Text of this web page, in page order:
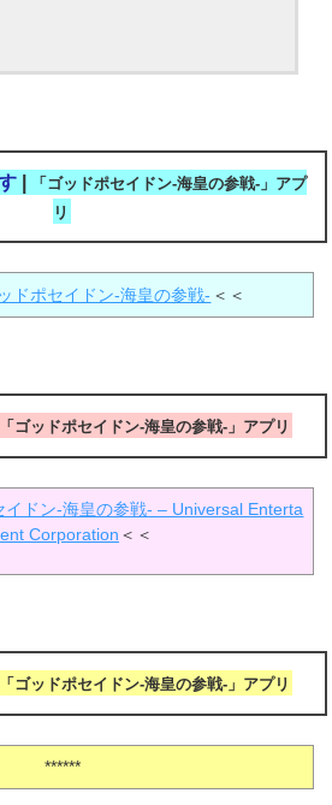
|
「ゴッドポセイドン-海皇の参戦-」アプ
リ
ドポセイドン-海皇の参戦- ＜＜
「ゴッドポセイドン-海皇の参戦-」アプリ
イドン-海皇の参戦- – Universal Enterta
Corporation ＜＜
「ゴッドポセイドン-海皇の参戦-」アプリ
******